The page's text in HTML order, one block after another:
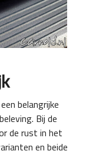
belangrijke
Bij de
de rust in het
en beide